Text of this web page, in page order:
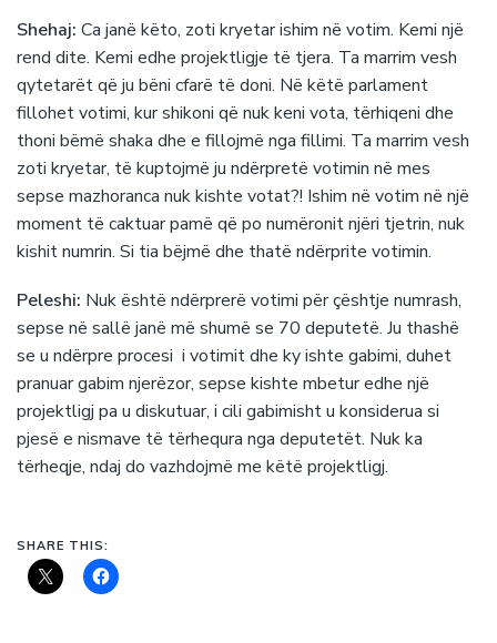
Shehaj: Ca janë këto, zoti kryetar ishim në votim. Kemi një
rend dite. Kemi edhe projektligje të tjera. Ta marrim vesh
qytetarët që ju bëni cfarë të doni. Në këtë parlament
fillohet votimi, kur shikoni që nuk keni vota, tërhiqeni dhe
thoni bëmë shaka dhe e fillojmë nga fillimi. Ta marrim vesh
zoti kryetar, të kuptojmë ju ndërpretë votimin në mes
sepse mazhoranca nuk kishte votat?! Ishim në votim në një
moment të caktuar pamë që po numëronit njëri tjetrin, nuk
kishit numrin. Si tia bëjmë dhe thatë ndërprite votimin.
Peleshi: Nuk është ndërprerë votimi për çështje numrash,
sepse në sallë janë më shumë se 70 deputetë. Ju thashë
se u ndërpre procesi i votimit dhe ky ishte gabimi, duhet
pranuar gabim njerëzor, sepse kishte mbetur edhe një
projektligj pa u diskutuar, i cili gabimisht u konsiderua si
pjesë e nismave të tërhequra nga deputetët. Nuk ka
tërheqje, ndaj do vazhdojmë me këtë projektligj.
SHARE THIS: